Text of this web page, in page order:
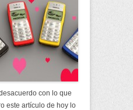
con lo que
este artículo de hoy lo